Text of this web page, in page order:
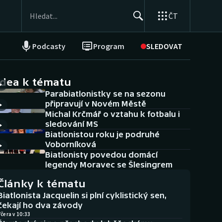
ČT
Podcasty Program SLEDOVAT
NEPŘEHLÉDNĚTE
Historické návraty
Aplikace ČT sport
AZ kvíz
k tématu
Parabiatlonistky se na sezonu
připravují v Novém Městě
Michal Krčmář o vztahu k fotbalu i
sledování MS
Biatlonistou roku je podruhé
Voborníková
Biatlonisty povedou domácí
legendy Moravec se Šlesingrem
k tématu
Jacquelin si plní cyklistický sen,
ho dva závody
v 10:33